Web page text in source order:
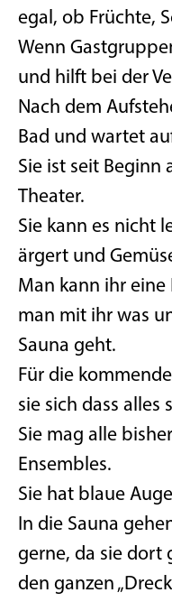
egal, ob Früchte,
Wenn
und hilft bei der
Nach dem
Bad und wartet
Sie ist seit Beginn
Theater.
Sie kann es nicht
ärgert und
Man kann ihr eine
man mit ihr was
Sauna geht.
Für die
sie sich dass alles
Sie mag alle
Ensembles.
Sie hat blaue
In die Sauna
gerne, da sie dort
den ganzen